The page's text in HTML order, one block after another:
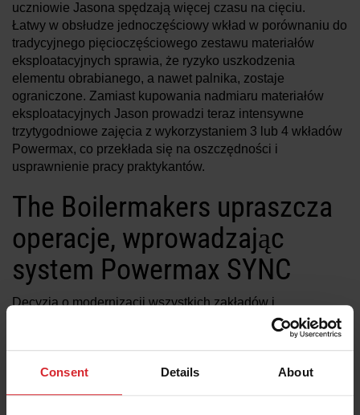
Consent Details About
uczniowie Jasona spędzają więcej czasu na cięciu.
Łatwy w obsłudze jednoczęściowy wkład w porównaniu do
tradycyjnego pięcioczęściowego zestawu materiałów
eksploatacyjnych sprawia, że ryzyko uszkodzenia
elementu obrabianego, a nawet palnika, zostaje
ograniczone. Zamiast kupowania nadmiaru materiałów
eksploatacyjnych Jason prowadzi teraz intensywne
trzytygodniowe zajęcia z wykorzystaniem 3 lub 4 wkładów
Powermax, co przekłada się na oszczędności i
usprawnienie pracy praktykantów.
The Boilermakers upraszcza
operacje, wprowadzając
system Powermax SYNC
Decyzja o modernizacji wszystkich zakładów i
wyposażeniu ich w system Powermax SYNC była dla
Jasona łatwa. Jednoczęściowy wkład jest znacznie
Eliminuje problemy z zapasami w wielu lokalizacjach i jest
łatwy w obsłudze dla praktykantów, z których wielu po raz